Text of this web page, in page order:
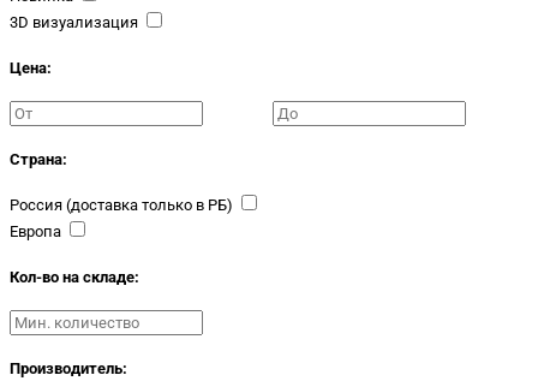
3D визуализация
Цена:
Страна:
Россия (доставка только в РБ)
Европа
Кол-во на складе:
Производитель: